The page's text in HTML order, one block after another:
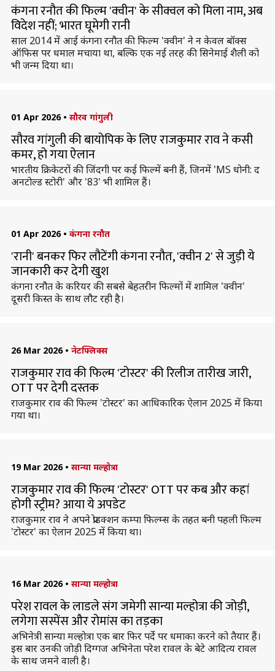
कंगना रनौत की फिल्म 'क्वीन' के सीक्वल को मिला नाम, अब
विदेश नहीं; भारत घूमेगी रानी
साल 2014 में आई कंगना रनौत की फिल्म 'क्वीन' ने न केवल बॉक्स
ऑफिस पर धमाल मचाया था, बल्कि एक नई तरह की सिनेमाई शैली को
भी जन्म दिया था।
01 Apr 2026 • सौरव गांगुली
सौरव गांगुली की बायोपिक के लिए राजकुमार राव ने कसी
कमर, हो गया ऐलान
भारतीय क्रिकेटराें की जिंदगी पर कई फिल्में बनी हैं, जिनमें 'MS धोनी: द
अनटोल्ड स्टोरी' और '83' भी शामिल हैं।
01 Apr 2026 • कंगना रनौत
'रानी' बनकर फिर लौटेंगी कंगना रनौत, 'क्वीन 2' से जुड़ी ये
जानकारी कर देगी खुश
कंगना रनौत के करियर की सबसे बेहतरीन फिल्मों में शामिल 'क्वीन'
दूसरी किस्त के साथ लौट रही है।
26 Mar 2026 • नेटफ्लिक्स
राजकुमार राव की फिल्म 'टोस्टर' की रिलीज तारीख जारी,
OTT पर देगी दस्तक
राजकुमार राव की फिल्म 'टोस्टर' का आधिकारिक ऐलान 2025 में किया
गया था।
19 Mar 2026 • सान्या मल्होत्रा
राजकुमार राव की फिल्म 'टोस्टर' OTT पर कब और कहां
होगी स्ट्रीम? आया ये अपडेट
राजकुमार राव ने अपने प्रोडक्शन कम्पा फिल्म्स के तहत बनी पहली फिल्म
'टोस्टर' का ऐलान 2025 में किया था।
16 Mar 2026 • सान्या मल्होत्रा
परेश रावल के लाडले संग जमेगी सान्या मल्होत्रा की जोड़ी,
लगेगा सस्पेंस और रोमांस का तड़का
अभिनेत्री सान्या मल्होत्रा एक बार फिर पर्दे पर धमाका करने को तैयार हैं।
इस बार उनकी जोड़ी दिग्गज अभिनेता परेश रावल के बेटे आदित्य रावल
के साथ जमने वाली है।